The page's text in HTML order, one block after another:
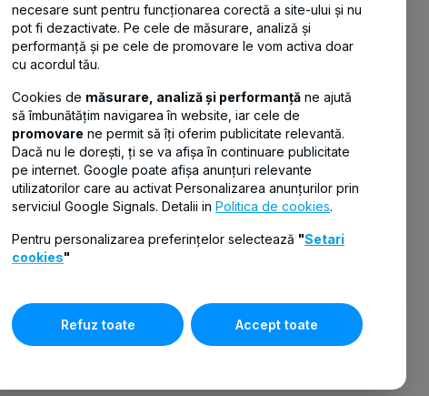
A: Str. Gheorghe Polizu, Nr. 58-60, Etaj 8
(zona 2), Sector 1, București
necesare sunt pentru funcționarea corectă a site-ului și nu
pot fi dezactivate. Pe cele de măsurare, analiză și
performanță și pe cele de promovare le vom activa doar
cu acordul tău.
Cookies de măsurare, analiză și performanță ne ajută
să îmbunătățim navigarea în website, iar cele de
promovare ne permit să îți oferim publicitate relevantă.
Dacă nu le dorești, ți se va afișa în continuare publicitate
pe internet. Google poate afișa anunțuri relevante
utilizatorilor care au activat Personalizarea anunțurilor prin
serviciul Google Signals. Detalii in Politica de cookies.
Pentru personalizarea preferințelor selectează "Setari
cookies"
Refuz toate Accept toate